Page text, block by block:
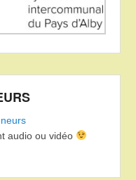
audio ou vidéo